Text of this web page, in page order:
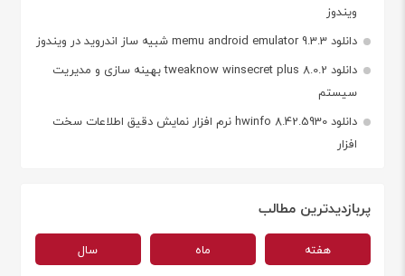
ویندوز
دانلود memu android emulator 9.3.3 شبیه ساز اندروید در ویندوز
دانلود tweaknow winsecret plus 8.0.2 بهینه سازی و مدیریت
سیستم
دانلود hwinfo 8.42.5930 نرم افزار نمایش دقیق اطلاعات سخت
افزار
پربازدیدترین مطالب
هفته ماه سال